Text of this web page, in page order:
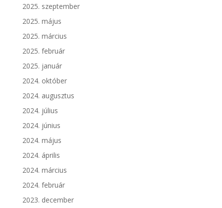
2025. szeptember
2025. május
2025. március
2025. február
2025. január
2024. október
2024. augusztus
2024. július
2024. június
2024. május
2024. április
2024. március
2024. február
2023. december